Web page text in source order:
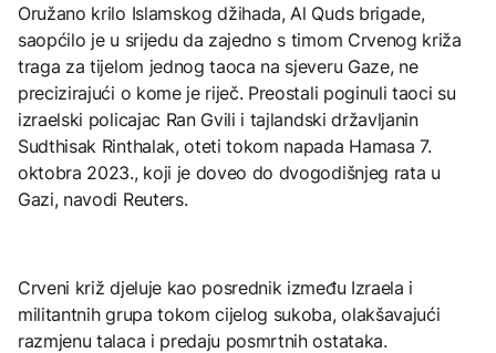
Oružano krilo Islamskog džihada, Al Quds brigade,
saopćilo je u srijedu da zajedno s timom Crvenog križa
traga za tijelom jednog taoca na sjeveru Gaze, ne
precizirajući o kome je riječ. Preostali poginuli taoci su
izraelski policajac Ran Gvili i tajlandski državljanin
Sudthisak Rinthalak, oteti tokom napada Hamasa 7.
oktobra 2023., koji je doveo do dvogodišnjeg rata u
Gazi, navodi Reuters.
Crveni križ djeluje kao posrednik između Izraela i
militantnih grupa tokom cijelog sukoba, olakšavajući
razmjenu talaca i predaju posmrtnih ostataka.